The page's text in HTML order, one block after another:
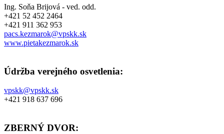
Ing. Soňa Brijová - ved. odd.
+421 52 452 2464
+421 911 362 953
pacs.kezmarok@vpskk.sk
www.pietakezmarok.sk
Údržba verejného osvetlenia:
vpskk@vpskk.sk
+421 918 637 696
ZBERNÝ DVOR: